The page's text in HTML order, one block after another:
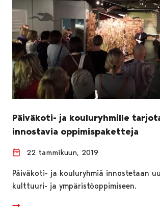
Päiväkoti- ja kouluryhmille
innostavia oppimispaketteja
22 tammikuun, 2019
Päiväkoti- ja kouluryhmiä innostetaan
kulttuuri- ja ympäristöoppimiseen.